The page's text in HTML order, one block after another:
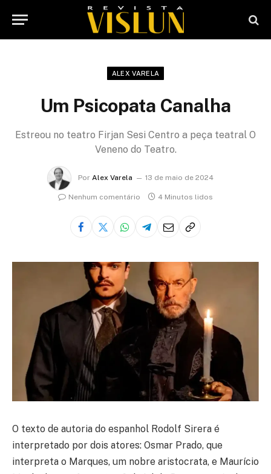
ALEX VARELA
Um Psicopata Canalha
Estreou no teatro Firjan Sesi Centro a peça teatral O
Veneno do Teatro.
Por Alex Varela 13 de maio de 2024
Nenhum comentário 4 Minutos lidos
O texto de autoria do espanhol Rodolf Sirera é
interpretado por dois atores: Osmar Prado, que
interpreta o Marques, um nobre aristocrata, e Maurício